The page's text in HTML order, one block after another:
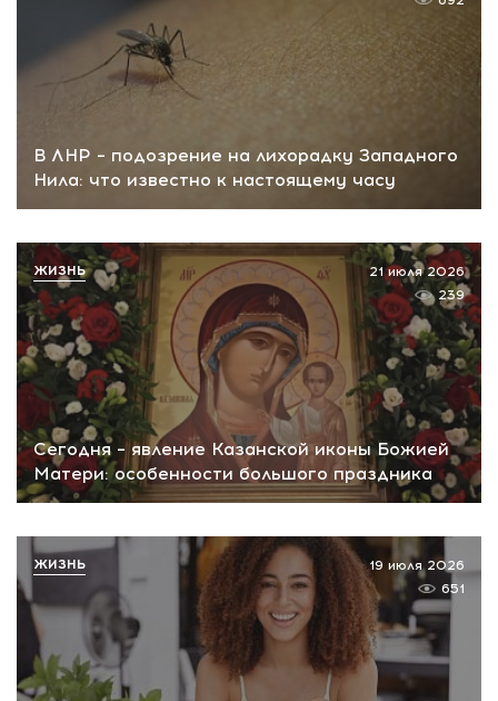
В ЛНР – подозрение на лихорадку Западного
Нила: что известно к настоящему часу
Сегодня – явление Казанской иконы Божией
Матери: особенности большого праздника
21 июля 2026
239
ЖИЗНЬ
19 июля 2026
651
ЖИЗНЬ